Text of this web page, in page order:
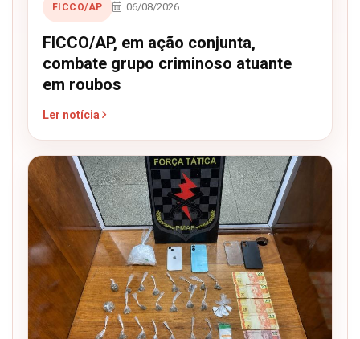
FICCO/AP 06/08/2026
FICCO/AP, em ação conjunta,
combate grupo criminoso atuante
em roubos
Ler notícia